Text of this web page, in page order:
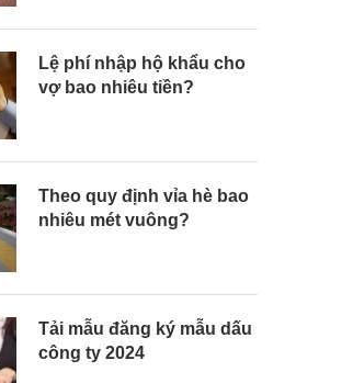
Lệ phí nhập hộ khẩu cho
vợ bao nhiêu tiền?
Theo quy định vỉa hè bao
nhiêu mét vuông?
Tải mẫu đăng ký mẫu dấu
công ty 2024